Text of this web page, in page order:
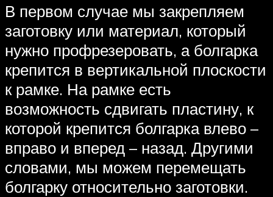
В первом случае мы закрепляем
заготовку или материал, который
нужно профрезеровать, а болгарка
крепится в вертикальной плоскости
к рамке. На рамке есть
возможность сдвигать пластину, к
которой крепится болгарка влево –
вправо и вперед – назад. Другими
словами, мы можем перемещать
болгарку относительно заготовки.